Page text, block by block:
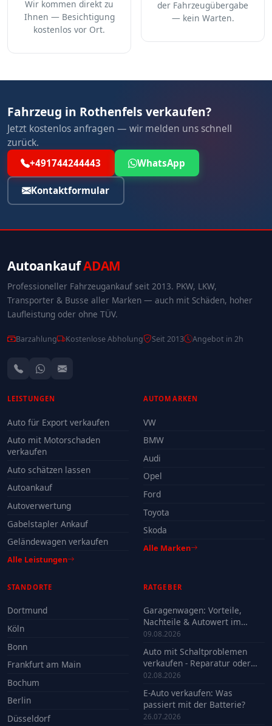
Wir kommen direkt zu
Ihnen — Besichtigung
kostenlos vor Ort.
der Fahrzeugübergabe
— kein Warten.
Fahrzeug in Rothenfels verkaufen?
Jetzt kostenlos anfragen — wir melden uns schnell
zurück.
+491744244443 WhatsApp
Kontaktformular
AutoankaufADAM
Professioneller Fahrzeugankauf seit 2013. PKW, LKW,
Transporter & Busse aller Marken — auch mit Schäden, hoher
Laufleistung oder ohne TÜV.
Barzahlung Kostenlose Abholung Seit 2013 Angebot in 2h
LEISTUNGEN
Auto für Export verkaufen
Auto mit Motorschaden
verkaufen
Auto schätzen lassen
Autoankauf
Autoverwertung
Gabelstapler Ankauf
Geländewagen verkaufen
Alle Leistungen
AUTOMARKEN
VW
BMW
Audi
Opel
Ford
Toyota
Skoda
Alle Marken
STANDORTE
Dortmund
Köln
Bonn
Frankfurt am Main
Bochum
Berlin
Düsseldorf
RATGEBER
Garagenwagen: Vorteile,
Nachteile & Autowert im
Check
09.08.2026
Auto mit Schaltproblemen
verkaufen - Reparatur oder
Verkauf?
02.08.2026
E-Auto verkaufen: Was
passiert mit der Batterie?
26.07.2026